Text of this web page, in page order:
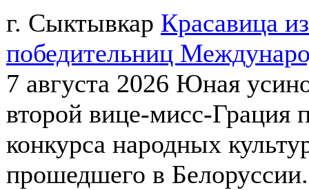
г. Сыктывкар Красавица
победительниц
7 августа 2026 Юная
второй вице-мисс-Грация
конкурса народных
прошедшего в